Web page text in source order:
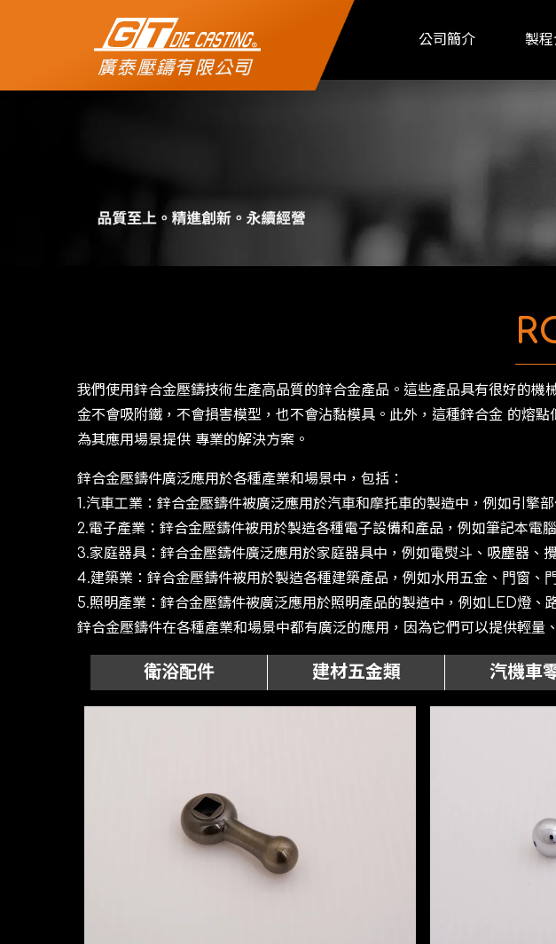
公司簡介 製程
公司簡介
聯絡我們
我們使⽤鋅合⾦壓鑄技術⽣產⾼品質的鋅合⾦產品。這些產品具有很好的
⾦不會吸附鐵，不會損害模型，也不會沾黏模具。此外，這種鋅合⾦ 的熔
為其應⽤場景提供 專業的解決⽅案。
鋅合⾦壓鑄件廣泛應⽤於各種產業和場景中，包括：
1.汽⾞⼯業：鋅合⾦壓鑄件被廣泛應⽤於汽⾞和摩托⾞的製造中，例如引擎
2.電⼦產業：鋅合⾦壓鑄件被⽤於製造各種電⼦設備和產品，例如筆記本電
3.家庭器具：鋅合⾦壓鑄件廣泛應⽤於家庭器具中，例如電熨⽃、吸塵器、
4.建築業：鋅合⾦壓鑄件被⽤於製造各種建築產品，例如⽔⽤五⾦、⾨窗、
5.照明產業：鋅合⾦壓鑄件被廣泛應⽤於照明產品的製造中，例如LED燈、
鋅合⾦壓鑄件在各種產業和場景中都有廣泛的應⽤，因為它們可以提供輕量
衛浴配件 建材五金類 汽機車